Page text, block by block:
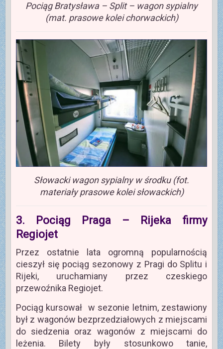
Pociąg Bratysława – Split – wagon sypialny
(mat. prasowe kolei chorwackich)
Słowacki wagon sypialny w środku (fot.
materiały prasowe kolei słowackich)
3. Pociąg Praga – Rijeka firmy
Regiojet
Przez ostatnie lata ogromną popularnością
cieszył się pociąg sezonowy z Pragi do Splitu i
Rijeki, uruchamiany przez czeskiego
przewoźnika Regiojet.
Pociąg kursował w sezonie letnim, zestawiony
był z wagonów bezprzedziałowych z miejscami
do siedzenia oraz wagonów z miejscami do
leżenia. Bilety były stosunkowo tanie,